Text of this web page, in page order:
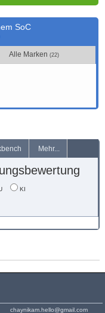
SoC
Alle Marken (22)
Mehr...
KI
chaynikam.hello@gmail.com